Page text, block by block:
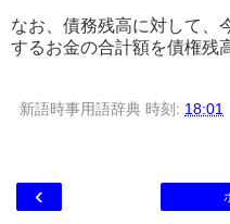
なお、債務残高に対して、
するお金の合計額を債権残
新語時事用語辞典 時刻: 18:01
‹